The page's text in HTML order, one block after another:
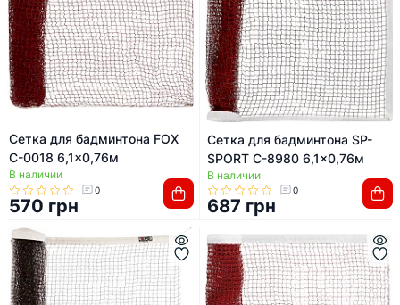
Сетка для бадминтона FOX
C-0018 6,1x0,76м
В наличии
0
570 грн
Сетка для бадминтона SP-
SPORT C-8980 6,1x0,76м
В наличии
0
687 грн